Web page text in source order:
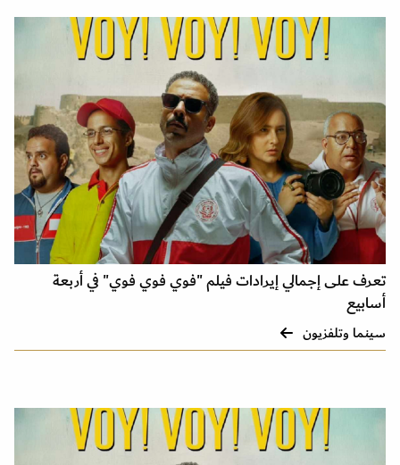
تعرف على إجمالي إيرادات فيلم "فوي فوي فوي" في أربعة
أسابيع
سينما وتلفزيون